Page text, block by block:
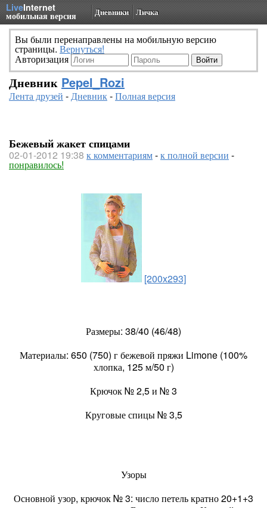
LiveInternet
мобильная версия Дневники Личка
Вы были перенаправлены на мобильную версию
страницы. Вернуться!
Авторизация
Дневник Pepel_Rozi
Лента друзей -Дневник-Полная версия
Бежевый жакет спицами
02-01-2012 19:38 к комментариям-к полной версии -
понравилось!
[200x293]
Размеры: 38/40 (46/48)
Материалы: 650 (750) г бежевой пряжи Limone (100%
хлопка, 125 м/50 г)
Крючок № 2,5 и № 3
Круговые спицы № 3,5
Узоры
Основной узор, крючок № 3: число петель кратно 20+1+3